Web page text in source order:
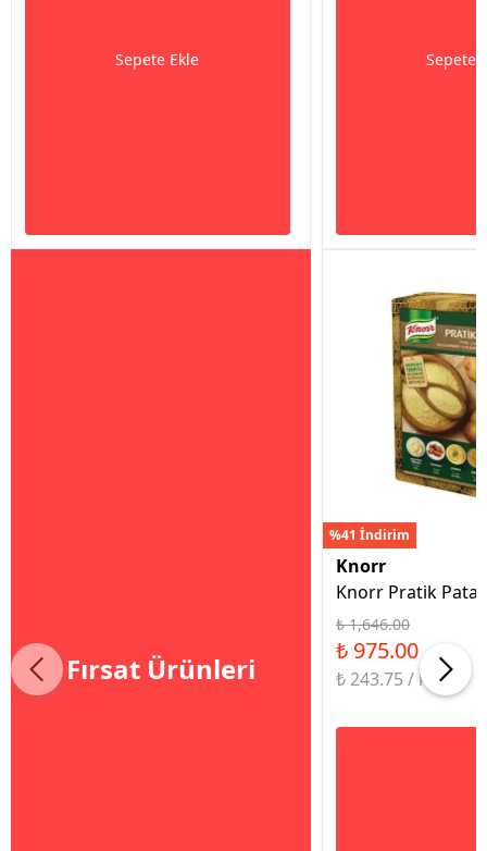
Sepete Ekle Sepete
Fırsat Ürünleri
%41 İndirim
Knorr
Knorr Pratik
₺ 1,646.00
₺ 975.00
₺ 243.75 / kg